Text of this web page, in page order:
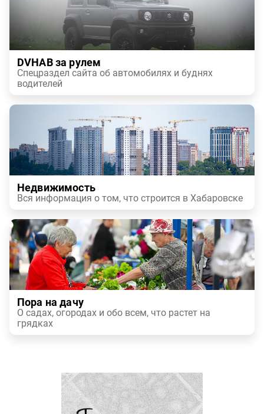
DVHAB за рулем
Спецраздел сайта об автомобилях и буднях
водителей
Недвижимость
Вся информация о том, что строится в Хабаровске
Пора на дачу
О садах, огородах и обо всем, что растет на
грядках